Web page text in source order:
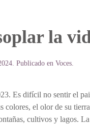
la
. Publicado en Voces.
Es difícil no sentir el
el olor de su
cultivos y lagos.